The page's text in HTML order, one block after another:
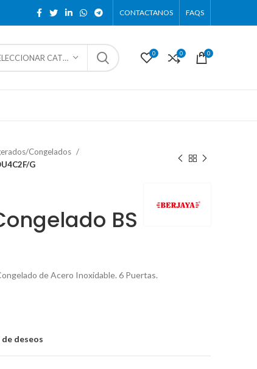
CONTACTANOS FAQS
SELECCIONAR CATEGORÍA 0 0 0
Congelados
G
BS
de Acero Inoxidable. 6 Puertas.
deseos